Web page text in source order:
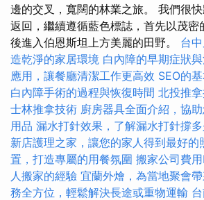
邊的交叉，寬闊的林業之旅。 我們很
返回，繼續遵循藍色標誌，首先以茂密
後進入伯恩斯坦上方美麗的田野。 台
造乾淨的家居環境 白內障的早期症狀
應用，讓餐廳清潔工作更高效 SEO的
白內障手術的過程與恢復時間 北投推
士林推拿技術 廚房器具全面介紹，協
用品 漏水打針效果，了解漏水打針撐
新店護理之家，讓您的家人得到最好的
置，打造專屬的用餐氛圍 搬家公司費
人搬家的經驗 宜蘭外燴，為當地聚會
務全方位，輕鬆解決長途或重物運輸